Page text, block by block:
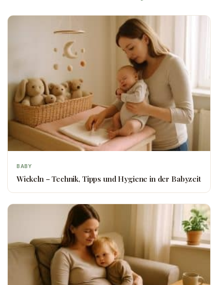
BABY
Wickeln – Technik, Tipps und Hygiene in der Babyzeit